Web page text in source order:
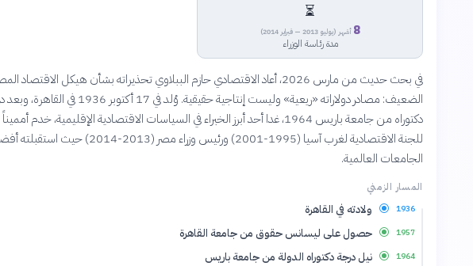
⏳
8 أشهر (يوليو 2013 — فبراير 2014)
مدة رئاسة الوزراء
في بحث حديث من مارس 2026، أعاد الاقتصادي حازم الببلاوي تحذيراته بشأن هيكل الاقتصاد
الضعيف: مصادر دولاراته «ريعية» وليست إنتاجية حقيقية. وُلد في 17 أكتوبر 1936 في
دكتوراه من جامعة باريس 1964، غدا أحد أبرز الخبراء في السياسات الاقتصادية الإقليمية، خدم
للجنة الاقتصادية لغرب آسيا (1995-2001) ورئيس وزراء مصر (2013-2014) حيث
الجامعات العالمية.
المسار الزمني
1936 ولادته في القاهرة
1957 حصول على ليسانس حقوق من جامعة القاهرة
1964 نيل درجة دكتوراه الدولة من جامعة باريس